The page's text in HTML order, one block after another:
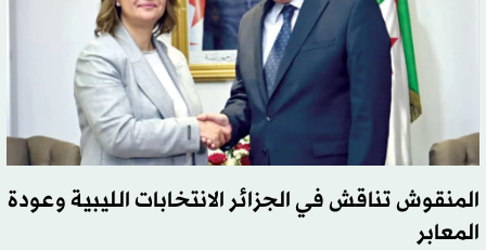
المنقوش تناقش في الجزائر الانتخابات الليبية وعودة
المعابر